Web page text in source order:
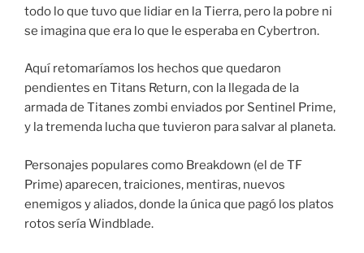
todo lo que tuvo que lidiar en la Tierra, pero la pobre ni
se imagina que era lo que le esperaba en Cybertron.
Aquí retomaríamos los hechos que quedaron
pendientes en Titans Return, con la llegada de la
armada de Titanes zombi enviados por Sentinel Prime,
y la tremenda lucha que tuvieron para salvar al planeta.
Personajes populares como Breakdown (el de TF
Prime) aparecen, traiciones, mentiras, nuevos
enemigos y aliados, donde la única que pagó los platos
rotos sería Windblade.